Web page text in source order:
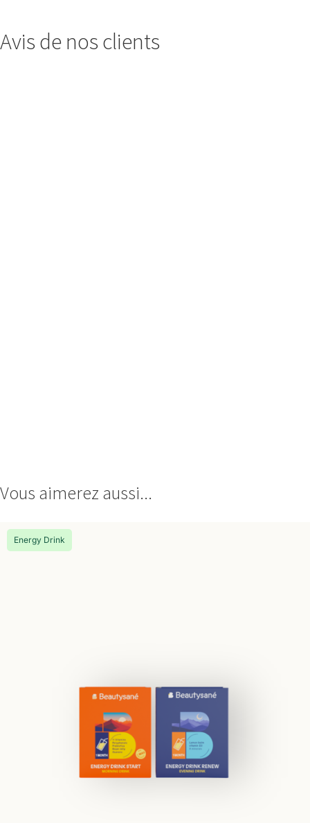
Avis de nos clients
Vous aimerez aussi...
Energy Drink